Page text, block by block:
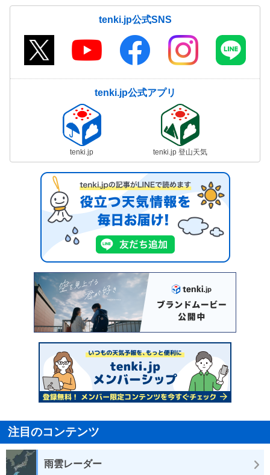
tenki.jp公式SNS
tenki.jp公式アプリ
tenki.jp tenki.jp 登山天気
注目のコンテンツ
雨雲レーダー